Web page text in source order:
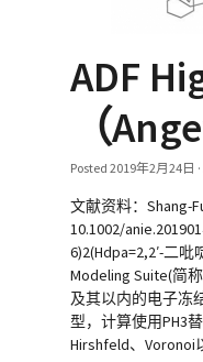
ADF
（
Posted2019年2月24日 ·
文献资料：Shang-
10.1002/
6)2(Hdpa=2,2′-二
Modeling Suite(简
及其以内的电子冻
型，计算使用PH3
Hirshfeld、Voronoi